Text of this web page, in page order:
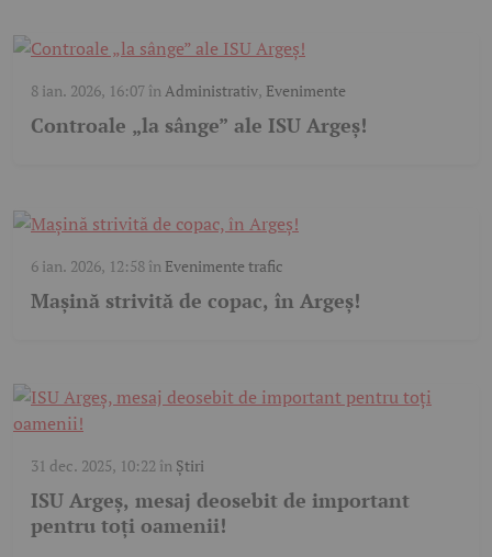
8 ian. 2026, 16:07 înAdministrativ, Evenimente
Controale „la sânge” ale ISU Argeș!
6 ian. 2026, 12:58 în Evenimente trafic
Mașină strivită de copac, în Argeș!
31 dec. 2025, 10:22 în Știri
ISU Argeș, mesaj deosebit de important
pentru toți oamenii!